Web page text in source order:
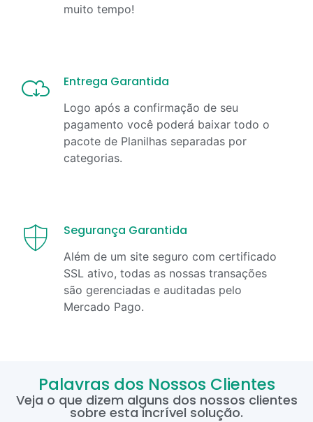
muito tempo!
Entrega Garantida
Logo após a confirmação de seu
pagamento você poderá baixar todo o
pacote de Planilhas separadas por
categorias.
Segurança Garantida
Além de um site seguro com certificado
SSL ativo, todas as nossas transações
são gerenciadas e auditadas pelo
Mercado Pago.
Palavras dos Nossos Clientes
Veja o que dizem alguns dos nossos clientes
sobre esta incrível solução.